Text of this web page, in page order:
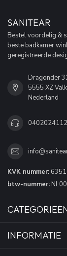
SANITEAR
Bestel voordelig &
beste badkamer
geregistreerde
Dragonder
5555 XZ
Nederland
0402024112
KVK nummer:
btw-nummer:
INFORMATIE